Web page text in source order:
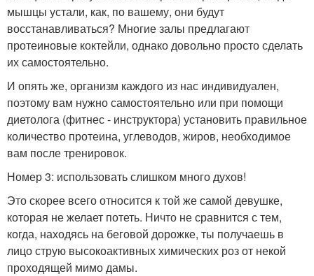
мышцы устали, как, по вашему, они будут
восстанавливаться? Многие залы предлагают
протеиновые коктейли, однако довольно просто сделать
их самостоятельно.
И опять же, организм каждого из нас индивидуален,
поэтому вам нужно самостоятельно или при помощи
диетолога (фитнес - инструктора) установить правильное
количество протеина, углеводов, жиров, необходимое
вам после тренировок.
Номер 3: использовать слишком много духов!
Это скорее всего относится к той же самой девушке,
которая не желает потеть. Ничто не сравнится с тем,
когда, находясь на беговой дорожке, ты получаешь в
лицо струю высокоактивных химических роз от некой
проходящей мимо дамы.